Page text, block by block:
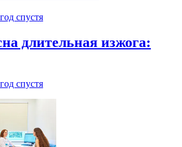
спустя
длительная изжога:
спустя